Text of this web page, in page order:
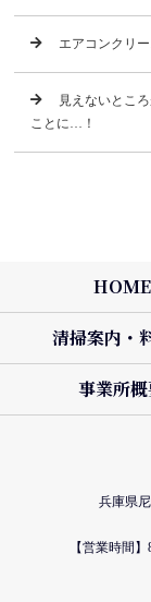
エアコンクリ
見えないとこ
ことに…！
HOME
清掃案内・
事業所
兵庫県
【営業時間